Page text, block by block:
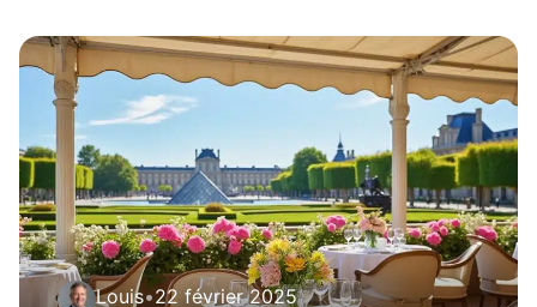
Louis•22 février 2025